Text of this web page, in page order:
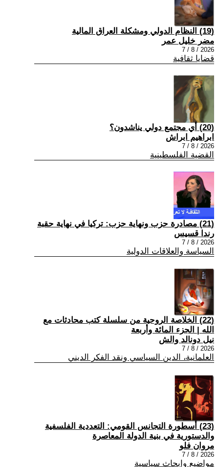
(19) النظام الدولي ومشكلة العراق المالية
مضر خليل عمر
2026 / 8 / 7
قضايا ثقافية
(20) أي مجتمع دولي يناشدون؟
ابراهيم ابراش
2026 / 8 / 7
القضية الفلسطينية
(21) مصادرة حزب ونهاية حزب: تركيا في نهاية حقبة
رندا قسيس
2026 / 8 / 7
السياسة والعلاقات الدولية
(22) الخلاصة الروحية من سلسلة كتب محادثات مع
الله | الجزء المائة وأربعة
نيل دونالد والش
2026 / 8 / 7
العلمانية، الدين السياسي ونقد الفكر الديني
(23) أسطورة التجانس القومي: التعددية الفلسفية
والدستورية في بنية الدولة المعاصرة
مروان فلو
2026 / 8 / 7
مواضيع وابحاث سياسية